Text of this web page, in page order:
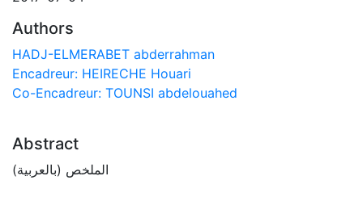
Authors
HADJ-ELMERABET abderrahman
Encadreur: HEIRECHE Houari
Co-Encadreur: TOUNSI abdelouahed
Abstract
الملخص (بالعربية)